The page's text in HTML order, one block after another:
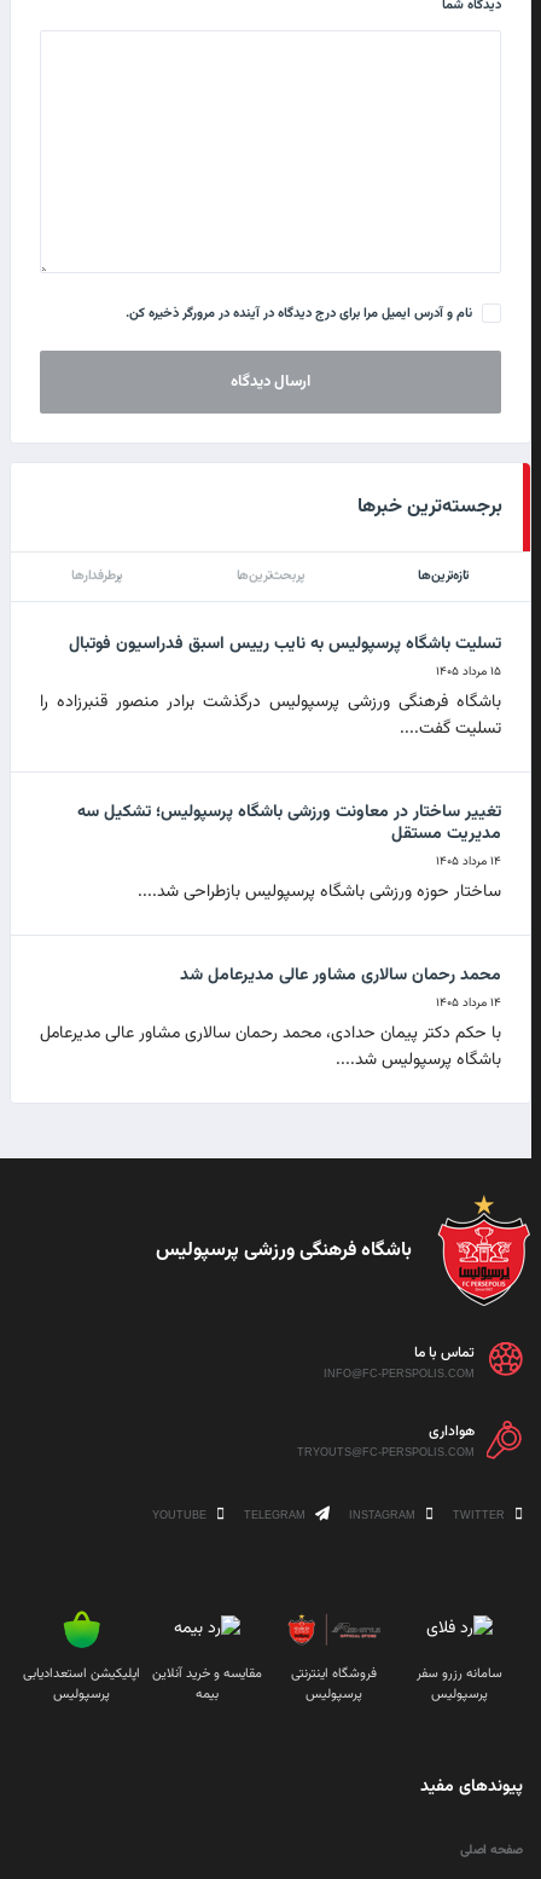
دیدگاه شما
نام و آدرس ایمیل مرا برای درج دیدگاه در آینده در مرورگر ذخیره کن.
برجسته‌ترین خبرها
تازه‌ترین‌ها پربحث‌ترین‌ها پرطرفدارها
تسلیت باشگاه پرسپولیس به نایب رییس اسبق فدراسیون فوتبال
۱۵ مرداد ۱۴۰۵
باشگاه فرهنگی ورزشی پرسپولیس درگذشت برادر منصور قنبرزاده را
تسلیت گفت....
تغییر ساختار در معاونت ورزشی باشگاه پرسپولیس؛ تشکیل سه
مدیریت مستقل
۱۴ مرداد ۱۴۰۵
ساختار حوزه ورزشی باشگاه پرسپولیس بازطراحی شد....
محمد رحمان سالاری مشاور عالی مدیرعامل شد
۱۴ مرداد ۱۴۰۵
با حکم دکتر پیمان حدادی، محمد رحمان سالاری مشاور عالی مدیرعامل
باشگاه پرسپولیس شد....
باشگاه فرهنگی ورزشی پرسپولیس
تماس با ما
INFO@FC-PERSPOLIS.COM
هواداری
TRYOUTS@FC-PERSPOLIS.COM
سامانه رزرو سفر
پرسپولیس
فروشگاه اینترنتی
پرسپولیس
مقایسه و خرید آنلاین
بیمه
اپلیکیشن استعدادیابی
پرسپولیس
پیوندهای مفید
صفحه اصلی